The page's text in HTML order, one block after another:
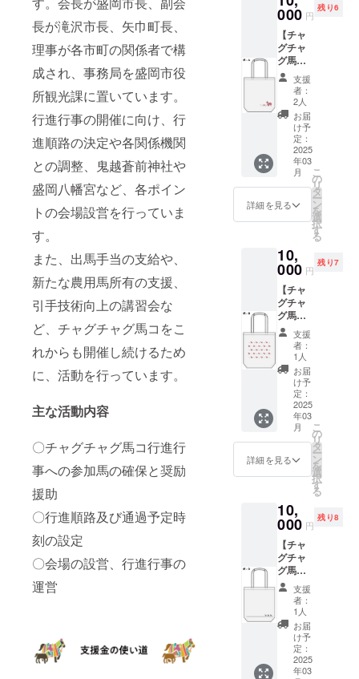
長が滝沢市長、矢巾町長、
理事が各市町の関係者で構
成され、事務局を盛岡市役
所観光課に置いています。
行進行事の開催に向け、行
進順路の決定や各関係機関
との調整、鬼越蒼前神社や
盛岡八幡宮など、各ポイン
トの会場設営を行っていま
す。
また、出馬手当の支給や、
新たな農用馬所有の支援、
引手技術向上の講習会な
ど、チャグチャグ馬コをこ
れからも開催し続けるため
に、活動を行っています。
主な活動内容
〇チャグチャグ馬コ行進行
事への参加馬の確保と奨励
援助
〇行進順路及び通過予定時
刻の設定
〇会場の設営、行進行事の
運営
い。 ※
返品・
交換は
承って
おりま
せんの
で、あ
らかじ
めご了
承くだ
さい。
※サイズ
は商品
によっ
て多少
の差が
W305×
H200×
マチ
100mm
（取手
部分の
みの高
さ：
100mm
ターン
品の発
送のた
め、住
所・氏
名・電
くださ
い。 ※
返品・
交換は
承って
おりま
せんの
で、あ
らかじ
めご了
承くだ
さい。
※サイズ
は商品
によっ
て多少
の差が
000 円
残り6
【チャ
グチャ
グ馬コ
コット
ンバッ
（柄：
Ａ）】
チャグ
チャグ
馬コを
デザイ
ンした
コット
ンバッ
グで
柄：Ａ
・サイ
ズ：
W355×
H363×
マチ
110mm
（取手
部分の
みの高
さ：
150mm
ターン
品の発
送のた
め、住
は必ず
ご入力
くださ
い。 ※
返品・
交換は
承って
おりま
せんの
で、あ
らかじ
めご了
承くだ
さい。
支援
者：
2人
お届
け予
定：
2025
年03
月
詳細を見る
こ
の
リ
タ
ー
ン
を
選
択
す
る
10,
000 円
残り7
【チャ
グチャ
グ馬コ
コット
ンバッ
（柄：
Ｂ）】
チャグ
チャグ
馬コを
デザイ
ンした
コット
ンバッ
グで
柄：Ｂ
・サイ
ズ：
W355×
H363×
マチ
110mm
（取手
部分の
みの高
さ：
150mm
ターン
支援
者：
1人
お届
け予
定：
2025
年03
月
詳細を見る
こ
の
リ
タ
ー
ン
を
選
択
す
る
10,
000 円
残り8
【チャ
グチャ
グ馬コ
コット
ンバッ
（柄：
Ｄ）】
チャグ
チャグ
馬コを
支援
者：
1人
お届
け予
定：
2025
年03